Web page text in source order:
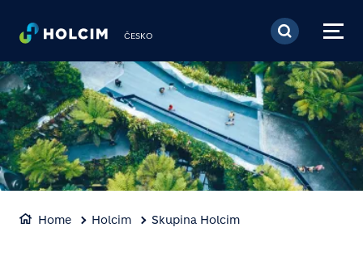
Přejít k hlavnímu
ČESKO
Home Holcim Skupina Holcim